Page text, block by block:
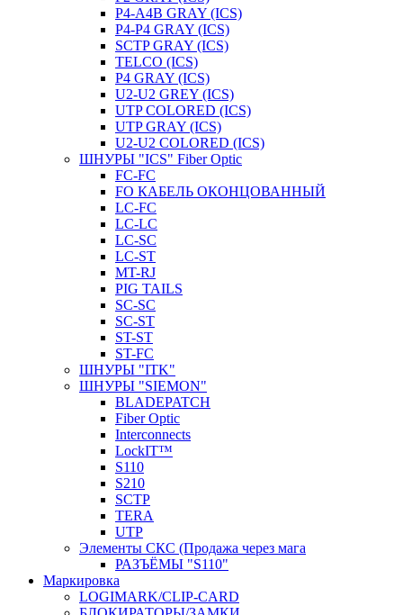
P4-A4B GRAY (ICS)
P4-P4 GRAY (ICS)
SCTP GRAY (ICS)
TELCO (ICS)
P4 GRAY (ICS)
U2-U2 GREY (ICS)
UTP COLORED (ICS)
UTP GRAY (ICS)
U2-U2 COLORED (ICS)
ШНУРЫ "ICS" Fiber Optic
FC-FC
FO КАБЕЛЬ ОКОНЦОВАННЫЙ
LC-FC
LC-LC
LC-SC
LС-ST
MT-RJ
PIG TAILS
SC-SC
SC-ST
ST-ST
ST-FC
ШНУРЫ "ITK"
ШНУРЫ "SIEMON"
BLADEPATCH
Fiber Optic
Interconnects
LockIT™
S110
S210
SCTP
TERA
UTP
Элементы СКС (Продажа через мага
РАЗЪЁМЫ "S110"
Маркировка
LOGIMARK/CLIP-CARD